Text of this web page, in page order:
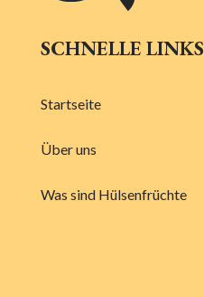
SCHNELLE LINKS
Startseite
Über uns
Was sind Hülsenfrüchte